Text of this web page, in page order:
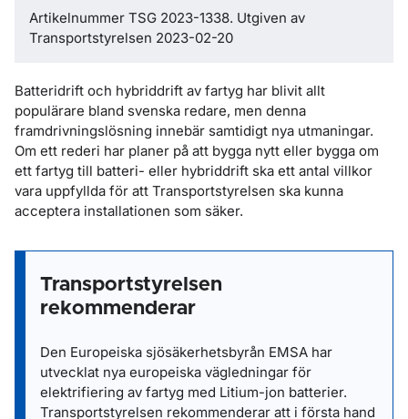
Artikelnummer TSG 2023-1338. Utgiven av
Transportstyrelsen 2023-02-20
Batteridrift och hybriddrift av fartyg har blivit allt
populärare bland svenska redare, men denna
framdrivningslösning innebär samtidigt nya utmaningar.
Om ett rederi har planer på att bygga nytt eller bygga om
ett fartyg till batteri- eller hybriddrift ska ett antal villkor
vara uppfyllda för att Transportstyrelsen ska kunna
acceptera installationen som säker.
Transportstyrelsen
rekommenderar
Den Europeiska sjösäkerhetsbyrån EMSA har
utvecklat nya europeiska vägledningar för
elektrifiering av fartyg med Litium-jon batterier.
Transportstyrelsen rekommenderar att i första hand